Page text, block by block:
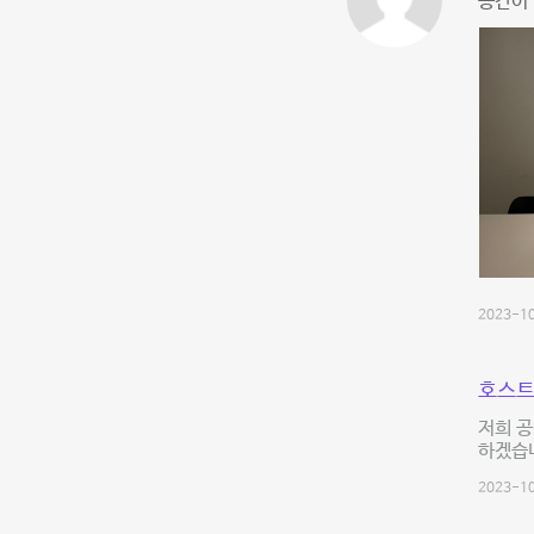
2023-
호스
저희
하겠습
2023-